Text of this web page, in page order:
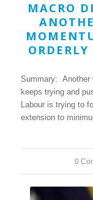
MACRO
Summary: Another
keeps trying and
Labour is trying to
extension to
0